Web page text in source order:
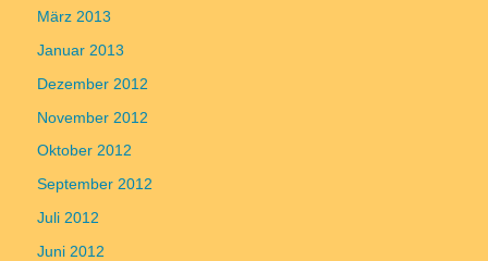
März 2013
Januar 2013
Dezember 2012
November 2012
Oktober 2012
September 2012
Juli 2012
Juni 2012